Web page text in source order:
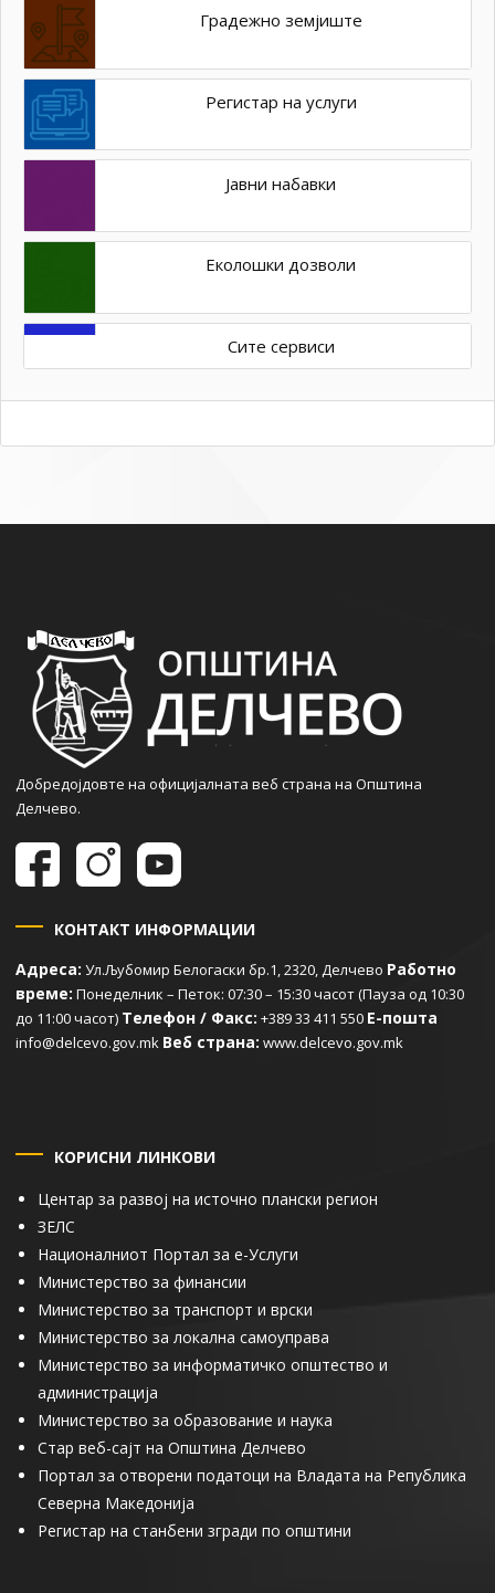
Градежно земјиште
Регистар на услуги
Јавни набавки
Еколошки дозволи
Сите сервиси
Добредојдовте на официјалната веб страна на Општина
Делчево.
КОНТАКТ ИНФОРМАЦИИ
Адреса: Ул.Љубомир Белогаски бр.1, 2320, Делчево Работно
време: Понеделник – Петок: 07:30 – 15:30 часот (Пауза од 10:30
до 11:00 часот) Телефон / Факс: +389 33 411 550 Е-пошта
info@delcevo.gov.mk Веб страна: www.delcevo.gov.mk
КОРИСНИ ЛИНКОВИ
Центар за развој на источно плански регион
ЗЕЛС
Националниот Портал за е-Услуги
Министерство за финансии
Министерство за транспорт и врски
Министерство за локална самоуправа
Министерство за информатичко општество и
администрација
Министерство за образование и наука
Стар веб-сајт на Општина Делчево
Портал за отворени податоци на Владата на Република
Северна Македонија
Регистар на станбени згради по општини